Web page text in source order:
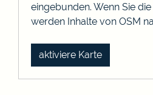
eingebunden. Wenn Sie
werden Inhalte von OSM
aktiviere Karte